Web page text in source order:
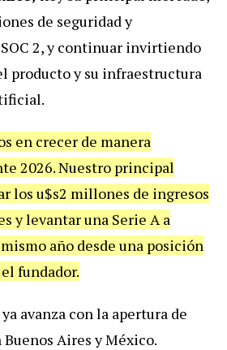
de seguridad y
2, y continuar invirtiendo
producto y su infraestructura
en crecer de manera
2026. Nuestro principal
los u$s2 millones de ingresos
y levantar una Serie A a
año desde una posición
fundador.
avanza con la apertura de
Aires y México.